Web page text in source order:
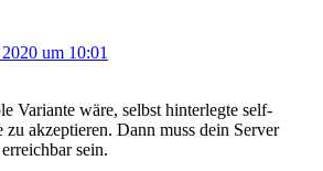
um 10:01
Variante wäre, selbst hinterlegte self-
akzeptieren. Dann muss dein Server
sein.